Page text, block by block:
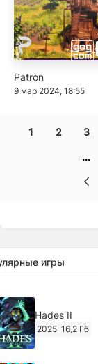
Patron
9 мар 2024, 18:55
1 2 3
...
игры
Hades II
2025 16,2 Гб